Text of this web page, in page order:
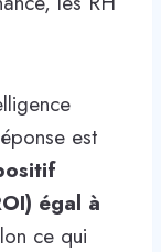
est
égal à
ce qui